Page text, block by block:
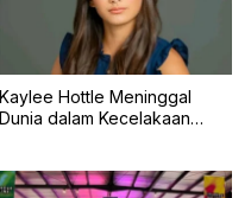
Kaylee Hottle Meninggal
Dunia dalam Kecelakaan